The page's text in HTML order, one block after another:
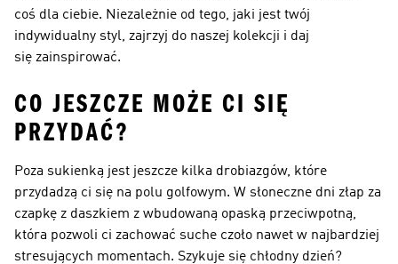
coś dla ciebie. Niezależnie od tego, jaki jest twój
indywidualny styl, zajrzyj do naszej kolekcji i daj
się zainspirować.
CO JESZCZE MOŻE CI SIĘ
PRZYDAĆ?
Poza sukienką jest jeszcze kilka drobiazgów, które
przydadzą ci się na polu golfowym. W słoneczne dni złap za
czapkę z daszkiem z wbudowaną opaską przeciwpotną,
która pozwoli ci zachować suche czoło nawet w najbardziej
stresujących momentach. Szykuje się chłodny dzień?